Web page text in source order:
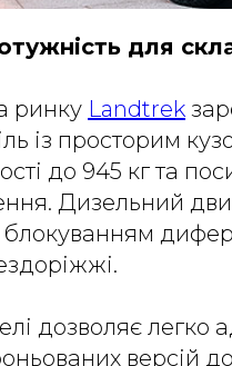
для
ринку Landtrek
із просторим
до 945 кг та
Дизельний
дозволяє легко
версій